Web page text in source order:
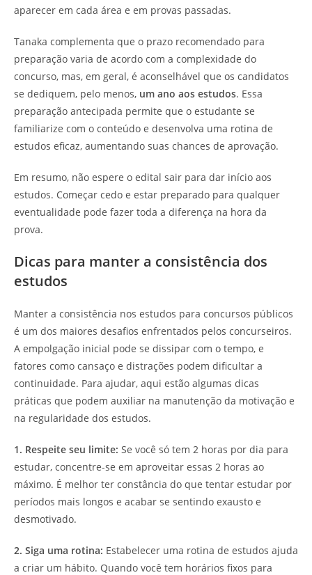
aparecer em cada área e em provas passadas.
Tanaka complementa que o prazo recomendado para
preparação varia de acordo com a complexidade do
concurso, mas, em geral, é aconselhável que os candidatos
se dediquem, pelo menos, um ano aos estudos. Essa
preparação antecipada permite que o estudante se
familiarize com o conteúdo e desenvolva uma rotina de
estudos eficaz, aumentando suas chances de aprovação.
Em resumo, não espere o edital sair para dar início aos
estudos. Começar cedo e estar preparado para qualquer
eventualidade pode fazer toda a diferença na hora da
prova.
Dicas para manter a consistência dos
estudos
Manter a consistência nos estudos para concursos públicos
é um dos maiores desafios enfrentados pelos concurseiros.
A empolgação inicial pode se dissipar com o tempo, e
fatores como cansaço e distrações podem dificultar a
continuidade. Para ajudar, aqui estão algumas dicas
práticas que podem auxiliar na manutenção da motivação e
na regularidade dos estudos.
1. Respeite seu limite: Se você só tem 2 horas por dia para
estudar, concentre-se em aproveitar essas 2 horas ao
máximo. É melhor ter constância do que tentar estudar por
períodos mais longos e acabar se sentindo exausto e
desmotivado.
2. Siga uma rotina: Estabelecer uma rotina de estudos ajuda
a criar um hábito. Quando você tem horários fixos para